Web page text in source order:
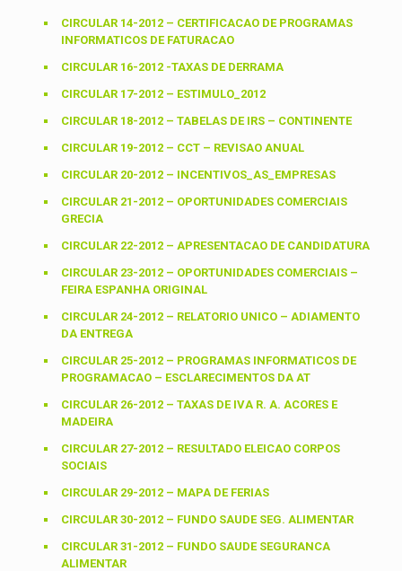
CIRCULAR 14-2012 – CERTIFICACAO DE PROGRAMAS
INFORMATICOS DE FATURACAO
CIRCULAR 16-2012 -TAXAS DE DERRAMA
CIRCULAR 17-2012 – ESTIMULO_2012
CIRCULAR 18-2012 – TABELAS DE IRS – CONTINENTE
CIRCULAR 19-2012 – CCT – REVISAO ANUAL
CIRCULAR 20-2012 – INCENTIVOS_AS_EMPRESAS
CIRCULAR 21-2012 – OPORTUNIDADES COMERCIAIS
GRECIA
CIRCULAR 22-2012 – APRESENTACAO DE CANDIDATURA
CIRCULAR 23-2012 – OPORTUNIDADES COMERCIAIS –
FEIRA ESPANHA ORIGINAL
CIRCULAR 24-2012 – RELATORIO UNICO – ADIAMENTO
DA ENTREGA
CIRCULAR 25-2012 – PROGRAMAS INFORMATICOS DE
PROGRAMACAO – ESCLARECIMENTOS DA AT
CIRCULAR 26-2012 – TAXAS DE IVA R. A. ACORES E
MADEIRA
CIRCULAR 27-2012 – RESULTADO ELEICAO CORPOS
SOCIAIS
CIRCULAR 29-2012 – MAPA DE FERIAS
CIRCULAR 30-2012 – FUNDO SAUDE SEG. ALIMENTAR
CIRCULAR 31-2012 – FUNDO SAUDE SEGURANCA
ALIMENTAR